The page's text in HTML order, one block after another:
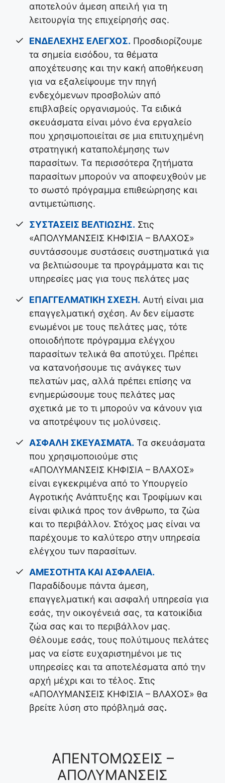
αποτελούν άμεση απειλή για τη
λειτουργία της επιχείρησής σας.
ΕΝΔΕΛΕΧΗΣ ΕΛΕΓΧΟΣ. Προσδιορίζουμε
τα σημεία εισόδου, τα θέματα
αποχέτευσης και την κακή αποθήκευση
για να εξαλείψουμε την πηγή
ενδεχόμενων προσβολών από
επιβλαβείς οργανισμούς. Τα ειδικά
σκευάσματα είναι μόνο ένα εργαλείο
που χρησιμοποιείται σε μια επιτυχημένη
στρατηγική καταπολέμησης των
παρασίτων. Τα περισσότερα ζητήματα
παρασίτων μπορούν να αποφευχθούν με
το σωστό πρόγραμμα επιθεώρησης και
αντιμετώπισης.
ΣΥΣΤΑΣΕΙΣ ΒΕΛΤΙΩΣΗΣ. Στις
«ΑΠΟΛΥΜΑΝΣΕΙΣ ΚΗΦΙΣΙΑ – ΒΛΑΧΟΣ»
συντάσσουμε συστάσεις συστηματικά για
να βελτιώσουμε τα προγράμματα και τις
υπηρεσίες μας για τους πελάτες μας
ΕΠΑΓΓΕΛΜΑΤΙΚΗ ΣΧΕΣΗ. Αυτή είναι μια
επαγγελματική σχέση. Αν δεν είμαστε
ενωμένοι με τους πελάτες μας, τότε
οποιοδήποτε πρόγραμμα ελέγχου
παρασίτων τελικά θα αποτύχει. Πρέπει
να κατανοήσουμε τις ανάγκες των
πελατών μας, αλλά πρέπει επίσης να
ενημερώσουμε τους πελάτες μας
σχετικά με το τι μπορούν να κάνουν για
να αποτρέψουν τις μολύνσεις.
ΑΣΦΑΛΗ ΣΚΕΥΑΣΜΑΤΑ. Τα σκευάσματα
που χρησιμοποιούμε στις
«ΑΠΟΛΥΜΑΝΣΕΙΣ ΚΗΦΙΣΙΑ – ΒΛΑΧΟΣ»
είναι εγκεκριμένα από το Υπουργείο
Αγροτικής Ανάπτυξης και Τροφίμων και
είναι φιλικά προς τον άνθρωπο, τα ζώα
και το περιβάλλον. Στόχος μας είναι να
παρέχουμε το καλύτερο στην υπηρεσία
ελέγχου των παρασίτων.
ΑΜΕΣΟΤΗΤΑ ΚΑΙ ΑΣΦΑΛΕΙΑ.
Παραδίδουμε πάντα άμεση,
επαγγελματική και ασφαλή υπηρεσία για
εσάς, την οικογένειά σας, τα κατοικίδια
ζώα σας και το περιβάλλον μας.
Θέλουμε εσάς, τους πολύτιμους πελάτες
μας να είστε ευχαριστημένοι με τις
υπηρεσίες και τα αποτελέσματα από την
αρχή μέχρι και το τέλος. Στις
«ΑΠΟΛΥΜΑΝΣΕΙΣ ΚΗΦΙΣΙΑ – ΒΛΑΧΟΣ» θα
βρείτε λύση στο πρόβλημά σας.
ΑΠΕΝΤΟΜΩΣΕΙΣ –
ΑΠΟΛΥΜΑΝΣΕΙΣ